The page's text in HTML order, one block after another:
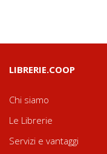
LIBRERIE.COOP
Chi siamo
Le Librerie
Servizi e vantaggi